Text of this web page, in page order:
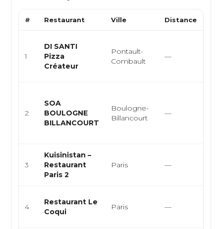
# Restaurant Ville Distance
1
DI SANTI
Pizza
Créateur
Pontault-
Combault
—
2
SOA
BOULOGNE
BILLANCOURT
Boulogne-
Billancourt
—
3
Kuisinistan –
Restaurant
Paris 2
Paris —
4
Restaurant Le
Coqui
Paris —